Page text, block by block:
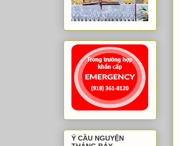
Ý CẦU NGUYỆN